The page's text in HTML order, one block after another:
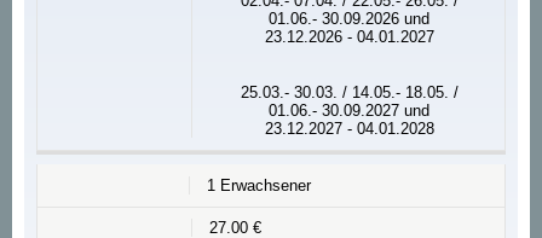
01.06.- 30.09.2026 und
23.12.2026 - 04.01.2027
25.03.- 30.03. / 14.05.- 18.05. /
01.06.- 30.09.2027 und
23.12.2027 - 04.01.2028
1 Erwachsener
27.00 €